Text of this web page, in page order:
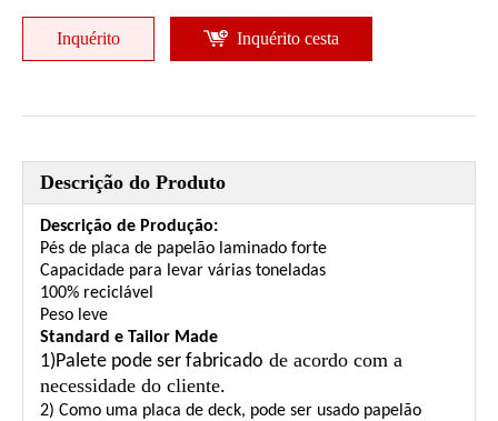
Inquérito Inquérito cesta
Descrição do Produto
Descrição de Produção:
Pés de placa de papelão laminado forte
Capacidade para levar várias toneladas
100% reciclável
Peso leve
Standard e Tailor Made
1)Palete pode ser fabricado de acordo com a
necessidade do cliente.
2) Como uma placa de deck, pode ser usado papelão